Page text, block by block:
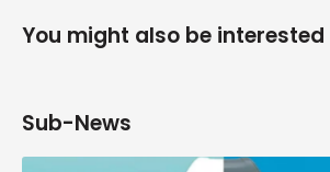
You might also be interested
Sub-News